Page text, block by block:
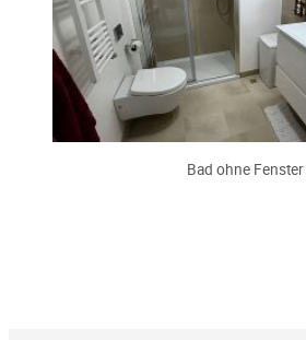
Bad ohne Fenster